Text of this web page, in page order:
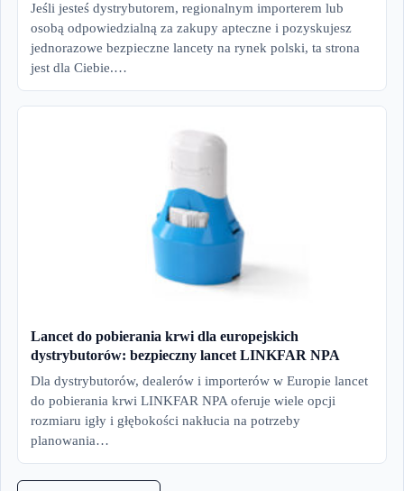
Jeśli jesteś dystrybutorem, regionalnym importerem lub
osobą odpowiedzialną za zakupy apteczne i pozyskujesz
jednorazowe bezpieczne lancety na rynek polski, ta strona
jest dla Ciebie.…
Lancet do pobierania krwi dla europejskich
dystrybutorów: bezpieczny lancet LINKFAR NPA
Dla dystrybutorów, dealerów i importerów w Europie lancet
do pobierania krwi LINKFAR NPA oferuje wiele opcji
rozmiaru igły i głębokości nakłucia na potrzeby
planowania…